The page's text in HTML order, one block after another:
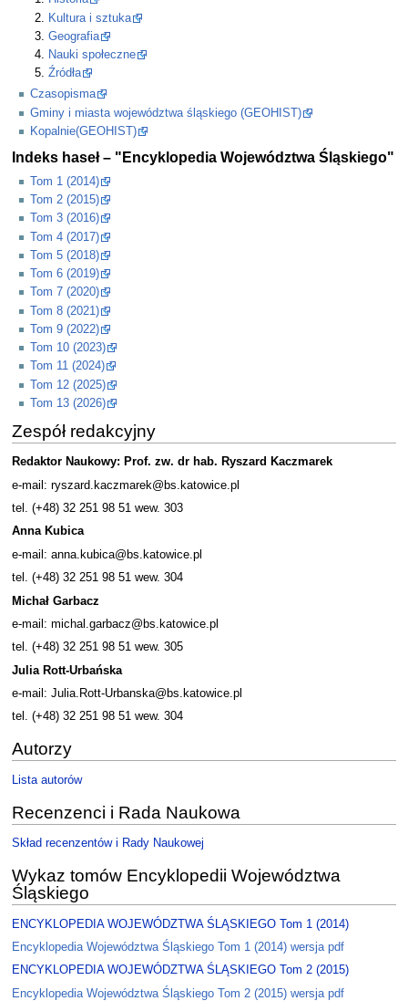
Kultura i sztuka
Geografia
Nauki społeczne
Źródła
Czasopisma
Gminy i miasta województwa śląskiego (GEOHIST)
Kopalnie(GEOHIST)
Indeks haseł – "Encyklopedia Województwa Śląskiego"
Tom 1 (2014)
Tom 2 (2015)
Tom 3 (2016)
Tom 4 (2017)
Tom 5 (2018)
Tom 6 (2019)
Tom 7 (2020)
Tom 8 (2021)
Tom 9 (2022)
Tom 10 (2023)
Tom 11 (2024)
Tom 12 (2025)
Tom 13 (2026)
Zespół redakcyjny
Redaktor Naukowy: Prof. zw. dr hab. Ryszard Kaczmarek
e-mail: ryszard.kaczmarek@bs.katowice.pl
tel. (+48) 32 251 98 51 wew. 303
Anna Kubica
e-mail: anna.kubica@bs.katowice.pl
tel. (+48) 32 251 98 51 wew. 304
Michał Garbacz
e-mail: michal.garbacz@bs.katowice.pl
tel. (+48) 32 251 98 51 wew. 305
Julia Rott-Urbańska
e-mail: Julia.Rott-Urbanska@bs.katowice.pl
tel. (+48) 32 251 98 51 wew. 304
Autorzy
Lista autorów
Recenzenci i Rada Naukowa
Skład recenzentów i Rady Naukowej
Wykaz tomów Encyklopedii Województwa
Śląskiego
ENCYKLOPEDIA WOJEWÓDZTWA ŚLĄSKIEGO Tom 1 (2014)
Encyklopedia Województwa Śląskiego Tom 1 (2014) wersja pdf
ENCYKLOPEDIA WOJEWÓDZTWA ŚLĄSKIEGO Tom 2 (2015)
Encyklopedia Województwa Śląskiego Tom 2 (2015) wersja pdf